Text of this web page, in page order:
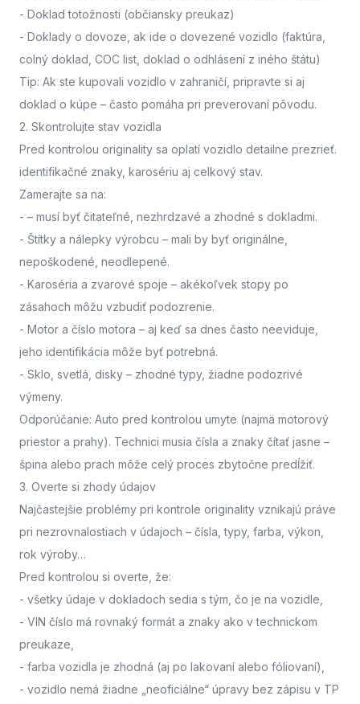
- Doklad totožnosti (občiansky preukaz)
- Doklady o dovoze, ak ide o dovezené vozidlo (faktúra,
colný doklad, COC list, doklad o odhlásení z iného štátu)
Tip: Ak ste kupovali vozidlo v zahraničí, pripravte si aj
doklad o kúpe – často pomáha pri preverovaní pôvodu.
2. Skontrolujte stav vozidla
Pred kontrolou originality sa oplatí vozidlo detailne prezrieť.
identifikačné znaky, karosériu aj celkový stav.
Zamerajte sa na:
- – musí byť čitateľné, nezhrdzavé a zhodné s dokladmi.
- Štítky a nálepky výrobcu – mali by byť originálne,
nepoškodené, neodlepené.
- Karoséria a zvarové spoje – akékoľvek stopy po
zásahoch môžu vzbudiť podozrenie.
- Motor a číslo motora – aj keď sa dnes často neeviduje,
jeho identifikácia môže byť potrebná.
- Sklo, svetlá, disky – zhodné typy, žiadne podozrivé
výmeny.
Odporúčanie: Auto pred kontrolou umyte (najmä motorový
priestor a prahy). Technici musia čísla a znaky čítať jasne –
špina alebo prach môže celý proces zbytočne predĺžiť.
3. Overte si zhody údajov
Najčastejšie problémy pri kontrole originality vznikajú práve
pri nezrovnalostiach v údajoch – čísla, typy, farba, výkon,
rok výroby…
Pred kontrolou si overte, že:
- všetky údaje v dokladoch sedia s tým, čo je na vozidle,
- VIN číslo má rovnaký formát a znaky ako v technickom
preukaze,
- farba vozidla je zhodná (aj po lakovaní alebo fóliovaní),
- vozidlo nemá žiadne „neoficiálne“ úpravy bez zápisu v TP